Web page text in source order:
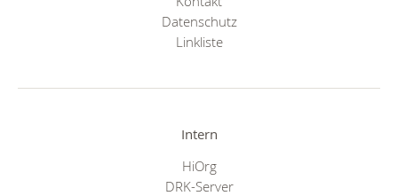
Datenschutz
Linkliste
Intern
HiOrg
DRK-Server